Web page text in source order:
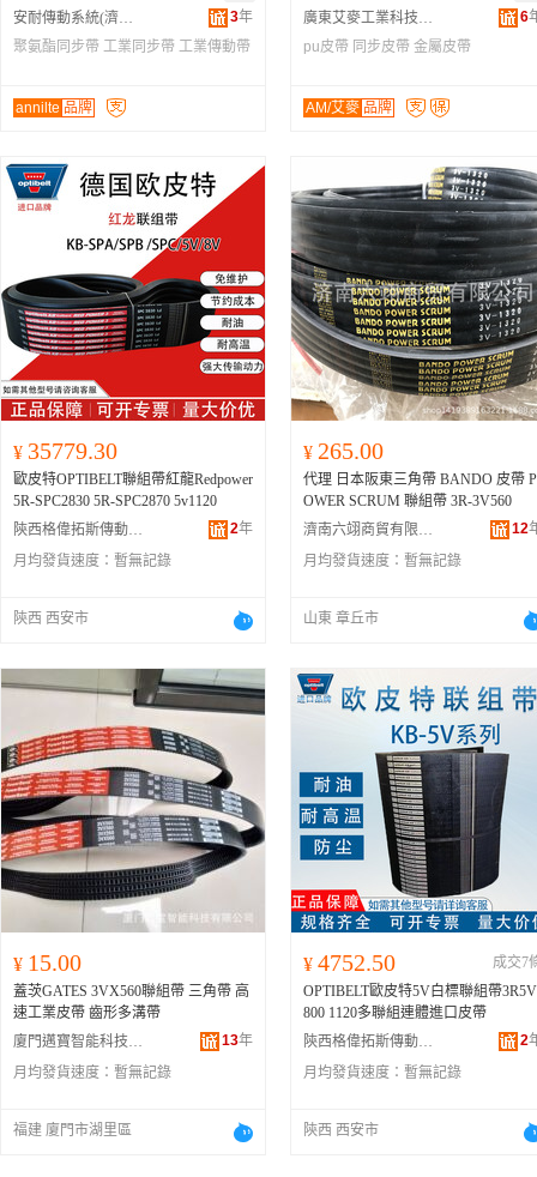
安耐傳動系統(濟南)有限公司
3年
聚氨酯同步帶 工業同步帶 工業傳動帶
annilte 品牌
廣東艾麥工業科技有限公司
6
pu皮帶 同步皮帶 金屬皮帶
AM/艾麥 品牌
¥ 35779.30
歐皮特OPTIBELT聯組帶紅龍Redpower
5R-SPC2830 5R-SPC2870 5v1120
陝西格偉拓斯傳動工業設備有限公司
2年
月均發貨速度： 暫無記錄
陝西 西安市
¥ 265.00
代理 日本阪東三角帶 BANDO 皮帶 P
OWER SCRUM 聯組帶 3R-3V560
濟南六翊商貿有限公司
12
月均發貨速度： 暫無記錄
山東 章丘市
¥ 15.00
蓋茨GATES 3VX560聯組帶 三角帶 高
速工業皮帶 齒形多溝帶
廈門邁寶智能科技有限公司
13年
月均發貨速度： 暫無記錄
福建 廈門市湖里區
¥ 4752.50
成交7
OPTIBELT歐皮特5V白標聯組帶3R5V
800 1120多聯組連體進口皮帶
陝西格偉拓斯傳動工業設備有限公司
2
月均發貨速度： 暫無記錄
陝西 西安市